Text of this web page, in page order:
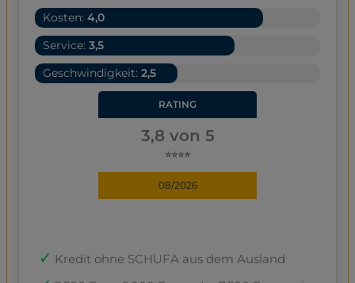
Kosten:4,0
Service:3,5
Geschwindigkeit:2,5
RATING
3,8 von 5
⭐⭐⭐⭐
08/2026
Kredit ohne SCHUFA aus dem Ausland